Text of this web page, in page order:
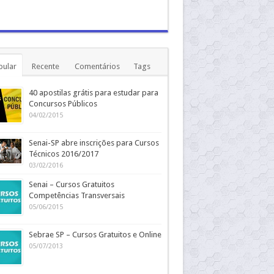
Recente Comentários Tags
40 apostilas grátis para estudar para
Concursos Públicos
04/02/2015
Senai-SP abre inscrições para Cursos
Técnicos 2016/2017
03/02/2016
Senai – Cursos Gratuitos
Competências Transversais
05/06/2015
Sebrae SP – Cursos Gratuitos e Online
05/07/2013